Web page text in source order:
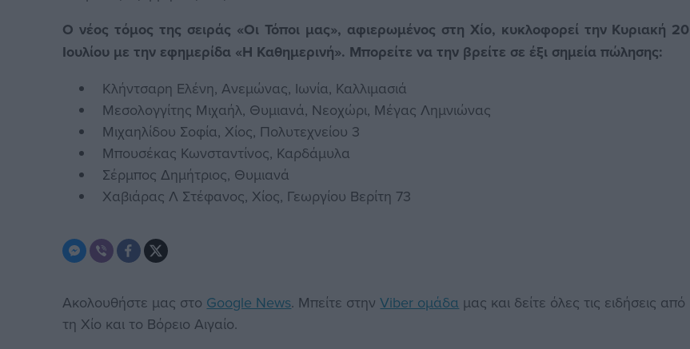
Ο νέος τόμος της σειράς «Οι Τόποι μας», αφιερωμένος στη Χίο, κυκλοφορεί την Κυριακή 20
Ιουλίου με την εφημερίδα «Η Καθημερινή». Μπορείτε να την βρείτε σε έξι σημεία πώλησης:
Κλήντσαρη Ελένη, Ανεμώνας, Ιωνία, Καλλιμασιά
Μεσολογγίτης Μιχαήλ, Θυμιανά, Νεοχώρι, Μέγας Λημνιώνας
Μιχαηλίδου Σοφία, Χίος, Πολυτεχνείου 3
Μπουσέκας Κωνσταντίνος, Καρδάμυλα
Σέρμπος Δημήτριος, Θυμιανά
Χαβιάρας Λ Στέφανος, Χίος, Γεωργίου Βερίτη 73
Ακολουθήστε μας στο Google News. Μπείτε στηνViber ομάδα μας και δείτε όλες τις ειδήσεις από
τη Χίο και το Βόρειο Αιγαίο.